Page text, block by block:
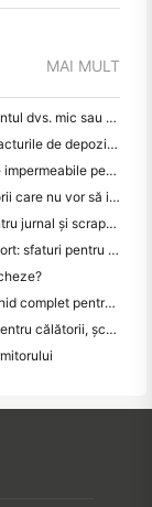
MAI MULT
Cum să alegeți software-ul potrivit pentru restaurantul dvs. mic sau mediu
Aveți nevoie de o imprimantă portabilă A4 pentru facturile de depozit? Ce funcționează de fapt
Pot imprimantele de etichete termice face etichete impermeabile pentru produsele de afaceri mici?
Cea mai bună cameră instantaneă pentru începătorii care nu vor să irosească hârtia
Cel mai bun producător de etichete de culoare pentru jurnal și scrapbooking: adăugați mai multe culori la fiecare pagină
Scris de mână vs. imprimarea etichetelor de transport: sfaturi pentru întreprinderile mici în 2026
Cum să alegeți o imprimantă foto de buzunar: un ghid complet pentru utilizatorii de jurnal, călătorii și iPhone
Cea mai bună imprimantă portabilă fără cerneală pentru călătorii, școală și lucru mobil: Hanin MT620 Pro Review